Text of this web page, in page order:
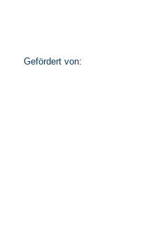
Gefördert von: